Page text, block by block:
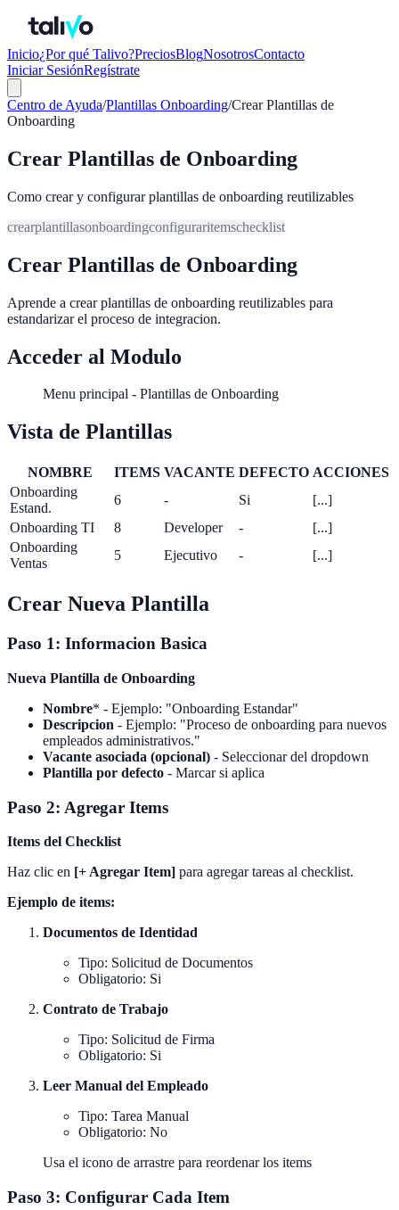
Inicio¿Por qué Talivo?PreciosBlogNosotrosContacto
Iniciar SesiónRegístrate
Centro de Ayuda/Plantillas Onboarding/Crear Plantillas de
Onboarding
Crear Plantillas de Onboarding
Como crear y configurar plantillas de onboarding reutilizables
crearplantillasonboardingconfiguraritemschecklist
Crear Plantillas de Onboarding
Aprende a crear plantillas de onboarding reutilizables para
estandarizar el proceso de integracion.
Acceder al Modulo
Menu principal - Plantillas de Onboarding
Vista de Plantillas
NOMBRE ITEMS VACANTE DEFECTO ACCIONES
Onboarding
Estand.
6 - Si
[...]
Onboarding TI
8 Developer -
[...]
Onboarding
Ventas
5 Ejecutivo - [...]
Crear Nueva Plantilla
Paso 1: Informacion Basica
Nueva Plantilla de Onboarding
Nombre* - Ejemplo: "Onboarding Estandar"
Descripcion - Ejemplo: "Proceso de onboarding para nuevos
empleados administrativos."
Vacante asociada (opcional) - Seleccionar del dropdown
Plantilla por defecto - Marcar si aplica
Paso 2: Agregar Items
Items del Checklist
Haz clic en [+ Agregar Item] para agregar tareas al checklist.
Ejemplo de items:
Documentos de Identidad
Tipo: Solicitud de Documentos
Obligatorio: Si
Contrato de Trabajo
Tipo: Solicitud de Firma
Obligatorio: Si
Leer Manual del Empleado
Tipo: Tarea Manual
Obligatorio: No
Usa el icono de arrastre para reordenar los items
Paso 3: Configurar Cada Item